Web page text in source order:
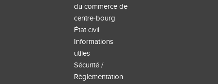
du commerce de
centre-bourg
État civil
Informations
utiles
Sécurité /
Règlementation